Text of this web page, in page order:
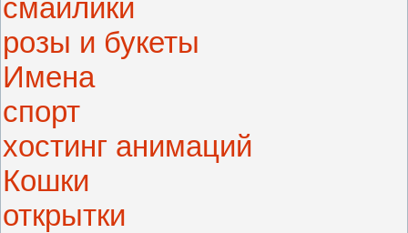
смайлики
розы и букеты
Имена
спорт
хостинг анимаций
Кошки
открытки